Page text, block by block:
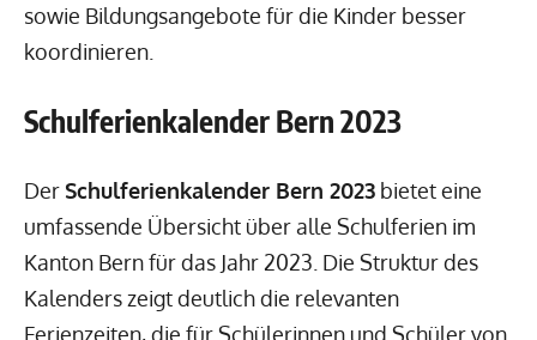
sowie Bildungsangebote für die Kinder besser
koordinieren.
Schulferienkalender Bern 2023
Der Schulferienkalender Bern 2023 bietet eine
umfassende Übersicht über alle Schulferien im
Kanton Bern für das Jahr 2023. Die Struktur des
Kalenders zeigt deutlich die relevanten
Ferienzeiten, die für Schülerinnen und Schüler von